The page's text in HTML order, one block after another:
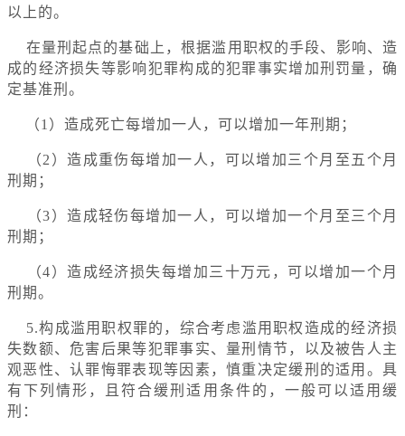
以上的。
在量刑起点的基础上，根据滥用职权的手段、影响、造
成的经济损失等影响犯罪构成的犯罪事实增加刑罚量，确
定基准刑。
（1）造成死亡每增加一人，可以增加一年刑期；
（2）造成重伤每增加一人，可以增加三个月至五个月
刑期；
（3）造成轻伤每增加一人，可以增加一个月至三个月
刑期；
（4）造成经济损失每增加三十万元，可以增加一个月
刑期。
5.构成滥用职权罪的，综合考虑滥用职权造成的经济损
失数额、危害后果等犯罪事实、量刑情节，以及被告人主
观恶性、认罪悔罪表现等因素，慎重决定缓刑的适用。具
有下列情形，且符合缓刑适用条件的，一般可以适用缓
刑：